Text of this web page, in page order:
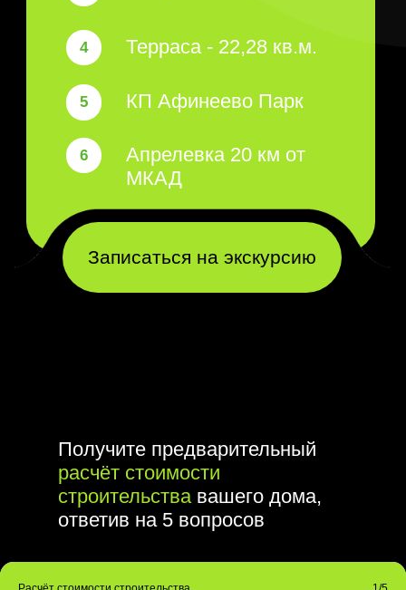
Получите предварительный
расчёт стоимости
строительствавашего дома,
ответив на 5 вопросов